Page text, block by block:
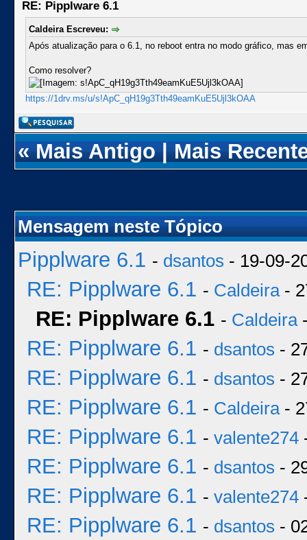
RE: Pipplware 6.1
Caldeira Escreveu:
Após atualização para o 6.1, no reboot entra no modo gráfico, mas
Como resolver?
https://1drv.ms/u/s!ApC_qH19g3Tth49eamKuE5Ujl3kOAA
«Mais Antigo|Mais
Mensagem neste Tópico
Pipplware 6.1 - dsantos - 19-09-
RE: Pipplware 6.1 - Caldeira-
RE: Pipplware 6.1 - Caldeira-
RE: Pipplware 6.1 - dsantos -
RE: Pipplware 6.1 - dsantos -
RE: Pipplware 6.1 - Caldeira-
RE: Pipplware 6.1 - valente274
RE: Pipplware 6.1 - dsantos -
RE: Pipplware 6.1 - valente274
RE: Pipplware 6.1 - dsantos -